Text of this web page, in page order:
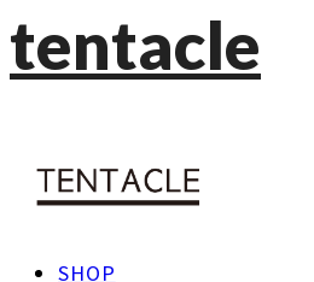
tentacle
SHOP